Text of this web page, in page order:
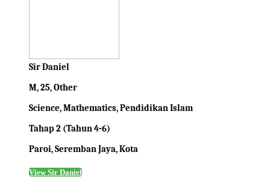
Sir Daniel
M, 25, Other
Science, Mathematics, Pendidikan Islam
Tahap 2 (Tahun 4-6)
Paroi, Seremban Jaya, Kota
View Sir Daniel